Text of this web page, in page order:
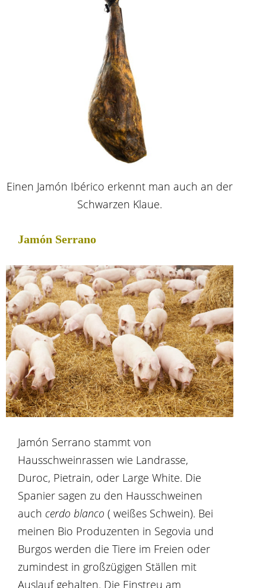
Einen Jamón Ibérico erkennt man auch an der
Schwarzen Klaue.
Jamón Serrano
Jamón Serrano stammt von
Hausschweinrassen wie Landrasse,
Duroc, Pietrain, oder Large White. Die
Spanier sagen zu den Hausschweinen
auch cerdo blanco ( weißes Schwein). Bei
meinen Bio Produzenten in Segovia und
Burgos werden die Tiere im Freien oder
zumindest in großzügigen Ställen mit
Auslauf gehalten. Die Einstreu am